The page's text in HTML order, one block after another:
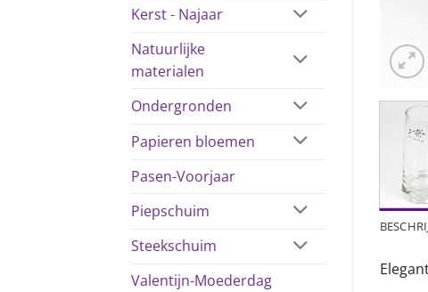
Kerst - Najaar
Natuurlijke
materialen
Ondergronden
Papieren bloemen
Pasen-Voorjaar
Piepschuim
Steekschuim
Valentijn-Moederdag